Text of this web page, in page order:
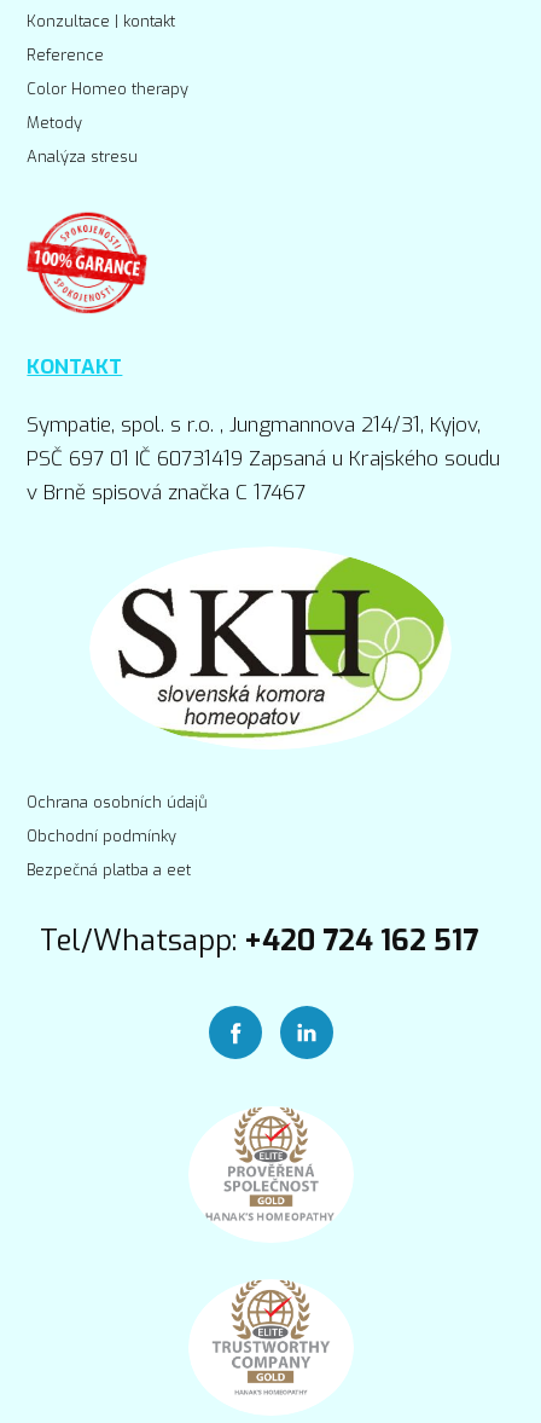
Konzultace | kontakt
Reference
Color Homeo therapy
Metody
Analýza stresu
KONTAKT
Sympatie, spol. s r.o. , Jungmannova 214/31, Kyjov,
PSČ 697 01 IČ 60731419 Zapsaná u Krajského soudu
v Brně spisová značka C 17467
Ochrana osobních údajů
Obchodní podmínky
Bezpečná platba a eet
Tel/Whatsapp: +420 724 162 517